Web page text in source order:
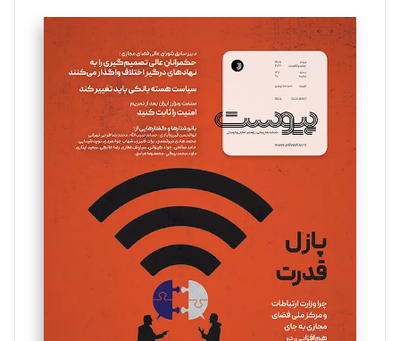
تحریریه
سروش کرمیان
تحریریه
مینا پاکدل
یسنا امان‌پور
تحریریه
ملینا جعفری